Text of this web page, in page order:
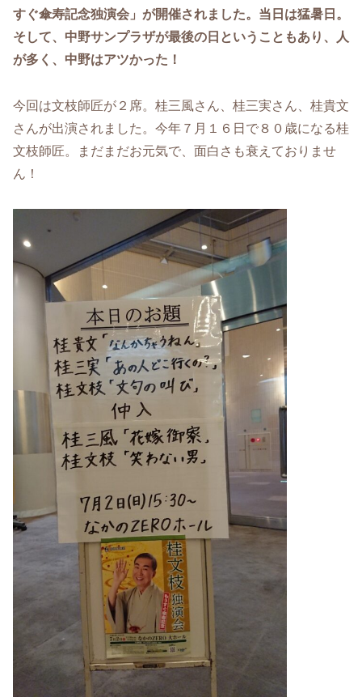
すぐ傘寿記念独演会」が開催されました。当日は猛暑日。
そして、中野サンプラザが最後の日ということもあり、人
が多く、中野はアツかった！
今回は文枝師匠が２席。桂三風さん、桂三実さん、桂貴文
さんが出演されました。今年７月１６日で８０歳になる桂
文枝師匠。まだまだお元気で、面白さも衰えておりませ
ん！